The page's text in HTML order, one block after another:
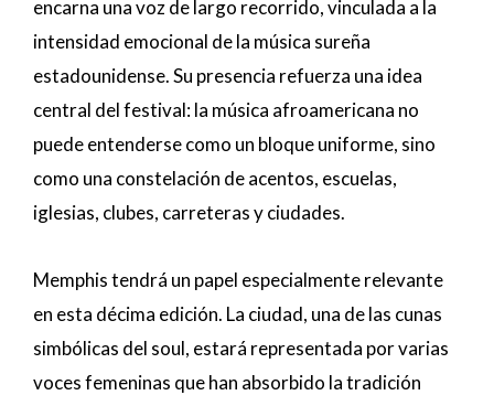
encarna una voz de largo recorrido, vinculada a la
intensidad emocional de la música sureña
estadounidense. Su presencia refuerza una idea
central del festival: la música afroamericana no
puede entenderse como un bloque uniforme, sino
como una constelación de acentos, escuelas,
iglesias, clubes, carreteras y ciudades.
Memphis tendrá un papel especialmente relevante
en esta décima edición. La ciudad, una de las cunas
simbólicas del soul, estará representada por varias
voces femeninas que han absorbido la tradición